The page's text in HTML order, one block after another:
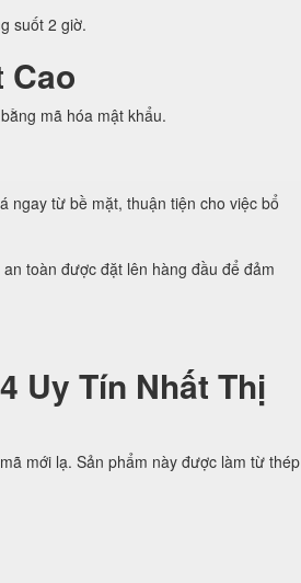
suốt 2 giờ.
Cao
mã hóa mật khẩu.
ngay từ bề mặt, thuận tiện cho việc bổ
toàn được đặt lên hàng đầu để đảm
Uy Tín Nhất Thị
mới lạ. Sản phẩm này được làm từ thép